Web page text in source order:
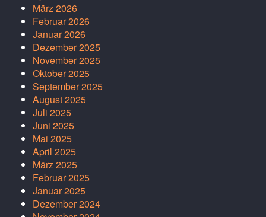
März 2026
Februar 2026
Januar 2026
Dezember 2025
November 2025
Oktober 2025
September 2025
August 2025
Juli 2025
Juni 2025
Mai 2025
April 2025
März 2025
Februar 2025
Januar 2025
Dezember 2024